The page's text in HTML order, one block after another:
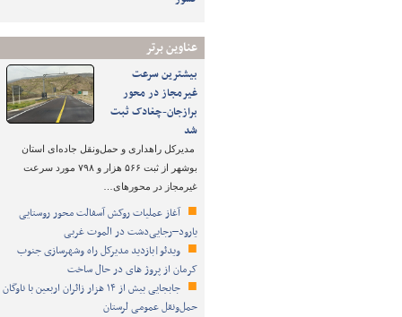
عناوین برتر
بیشترین سرعت
غیرمجاز در محور
برازجان-چغادک ثبت
شد
مدیرکل راهداری و حمل‌ونقل جاده‌ای استان
بوشهر از ثبت ۵۶۶ هزار و ۷۹۸ مورد سرعت
غیرمجاز در محورهای…
آغاز عملیات روکش آسفالت محور روستایی
یارود–رجایی‌دشت در الموت غربی
ویدئو|بازدید مدیرکل راه وشهرسازی جنوب
کرمان از پروژ های در حال ساخت
جابجایی بیش از ۱۴ هزار زائران اربعین با ناوگان
حمل‌ونقل عمومی لرستان